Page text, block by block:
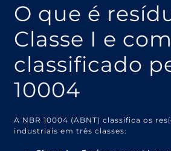
O que é
Classe I e
classificado
10004
A NBR 10004 (ABNT) classifica os
industriais em três classes: